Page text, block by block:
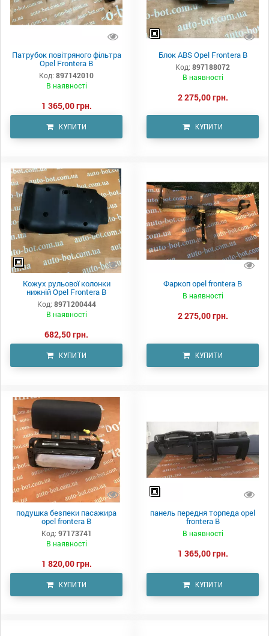
Патрубок повітряного фільтра
Opel Frontera B
Код: 897142010
В наявності
1 365,00 грн.
КУПИТИ
Блок ABS Opel Frontera B
Код: 897188072
В наявності
2 275,00 грн.
КУПИТИ
Кожух рульової колонки
нижній Opel Frontera B
Код: 8971200444
В наявності
682,50 грн.
КУПИТИ
Фаркоп opel frontera B
В наявності
2 275,00 грн.
КУПИТИ
подушка безпеки пасажира
opel frontera B
Код: 97173741
В наявності
1 820,00 грн.
КУПИТИ
панель передня торпеда opel
frontera B
В наявності
1 365,00 грн.
КУПИТИ